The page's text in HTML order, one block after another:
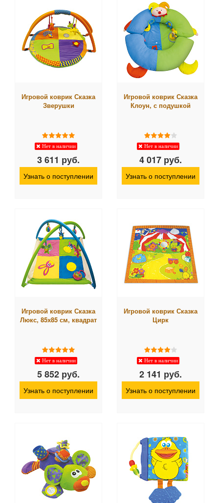
Игровой коврик Сказка
Зверушки
Нет в наличии
3 611 руб.
Узнать о поступлении
Игровой коврик Сказка
Клоун, с подушкой
Нет в наличии
4 017 руб.
Узнать о поступлении
Игровой коврик Сказка
Люкс, 85х85 см, квадрат
Нет в наличии
5 852 руб.
Узнать о поступлении
Игровой коврик Сказка
Цирк
Нет в наличии
2 141 руб.
Узнать о поступлении